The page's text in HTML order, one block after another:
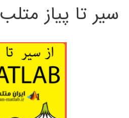
سیر تا پیاز متلب MATLAB